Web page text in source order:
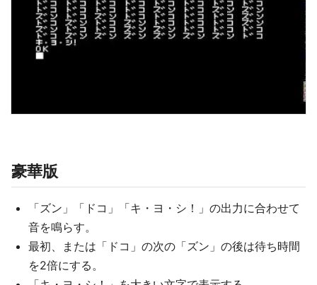
豪華版
「ズン」「ドコ」「キ・ヨ・シ！」の出力に合わせて
音を鳴らす。
最初、または「ドコ」の次の「ズン」の後は待ち時間
を2倍にする。